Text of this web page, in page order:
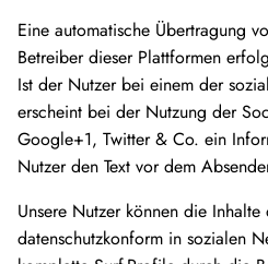
Eine automatische Übertragung
Betreiber dieser Plattformen
Ist der Nutzer bei einem der
erscheint bei der Nutzung der
Google+1, Twitter & Co. ein
Nutzer den Text vor dem
Unsere Nutzer können die Inhalte
datenschutzkonform in sozialen